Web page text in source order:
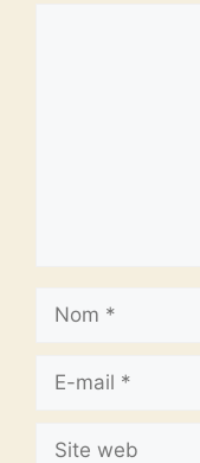
mail